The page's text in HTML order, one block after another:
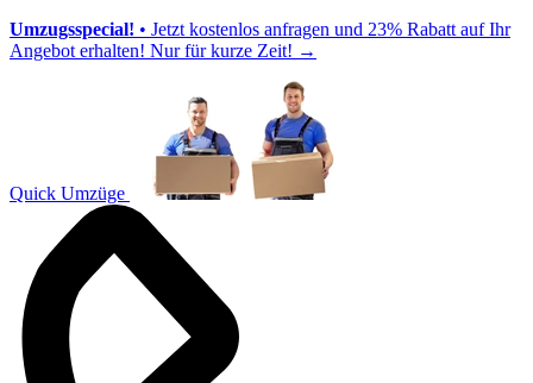
Umzugsspecial! • Jetzt kostenlos anfragen und 23% Rabatt auf Ihr
Angebot erhalten! Nur für kurze Zeit! →
Quick Umzüge